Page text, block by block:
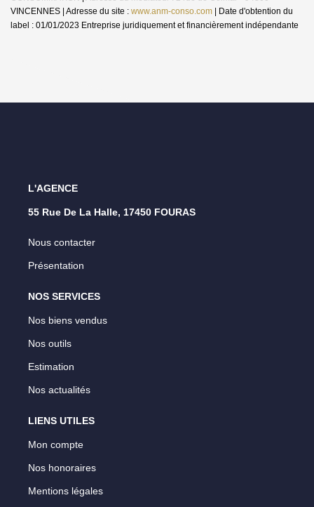
VINCENNES | Adresse du site : www.anm-conso.com | Date d'obtention du
label : 01/01/2023 Entreprise juridiquement et financièrement indépendante
L'AGENCE
55 Rue De La Halle, 17450 FOURAS
Nous contacter
Présentation
NOS SERVICES
Nos biens vendus
Nos outils
Estimation
Nos actualités
LIENS UTILES
Mon compte
Nos honoraires
Mentions légales